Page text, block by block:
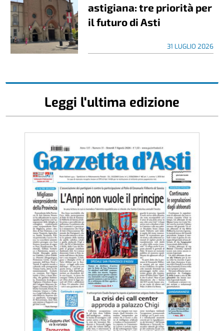
astigiana: tre priorità per
il futuro di Asti
31 LUGLIO 2026
Leggi l'ultima edizione